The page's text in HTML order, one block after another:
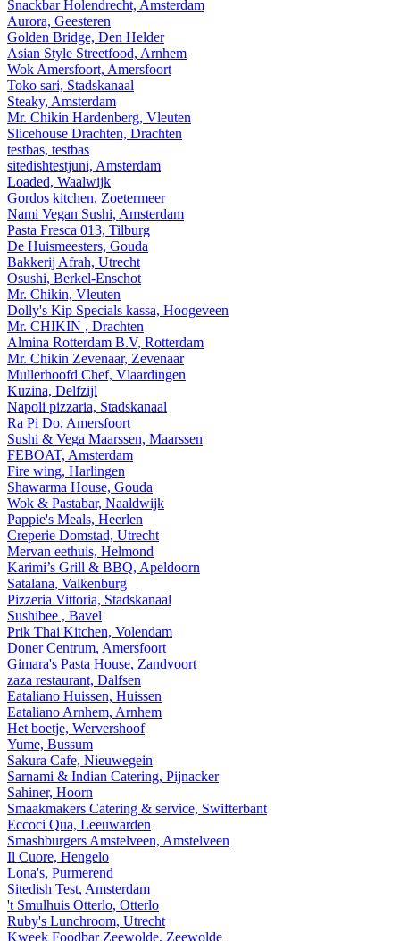
Snackbar Holendrecht, Amsterdam
Aurora, Geesteren
Golden Bridge, Den Helder
Asian Style Streetfood, Arnhem
Wok Amersfoort, Amersfoort
Toko sari, Stadskanaal
Steaky, Amsterdam
Mr. Chikin Hardenberg, Vleuten
Slicehouse Drachten, Drachten
testbas, testbas
sitedishtestjuni, Amsterdam
Loaded, Waalwijk
Gordos kitchen, Zoetermeer
Nami Vegan Sushi, Amsterdam
Pasta Fresca 013, Tilburg
De Huismeesters, Gouda
Bakkerij Afrah, Utrecht
Osushi, Berkel-Enschot
Mr. Chikin, Vleuten
Dolly's Kip Specials kassa, Hoogeveen
Mr. CHIKIN , Drachten
Almina Rotterdam B.V, Rotterdam
Mr. Chikin Zevenaar, Zevenaar
Mullerhoofd Chef, Vlaardingen
Kuzina, Delfzijl
Napoli pizzaria, Stadskanaal
Ra Pi Do, Amersfoort
Sushi & Vega Maarssen, Maarssen
FEBOAT, Amsterdam
Fire wing, Harlingen
Shawarma House, Gouda
Wok & Pastabar, Naaldwijk
Pappie's Meals, Heerlen
Creperie Domstad, Utrecht
Mervan eethuis, Helmond
Karimi’s Grill & BBQ, Apeldoorn
Satalana, Valkenburg
Pizzeria Vittoria, Stadskanaal
Sushibee , Bavel
Prik Thai Kitchen, Volendam
Doner Centrum, Amersfoort
Gimara's Pasta House, Zandvoort
zaza restaurant, Dalfsen
Eataliano Huissen, Huissen
Eataliano Arnhem, Arnhem
Het boetje, Wervershoof
Yume, Bussum
Sakura Cafe, Nieuwegein
Sarnami & Indian Catering, Pijnacker
Sahiner, Hoorn
Smaakmakers Catering & service, Swifterbant
Eccoci Qua, Leeuwarden
Smashburgers Amstelveen, Amstelveen
Il Cuore, Hengelo
Lona's, Purmerend
Sitedish Test, Amsterdam
't Smulhuis Otterlo, Otterlo
Ruby's Lunchroom, Utrecht
Kweek Foodbar Zeewolde, Zeewolde